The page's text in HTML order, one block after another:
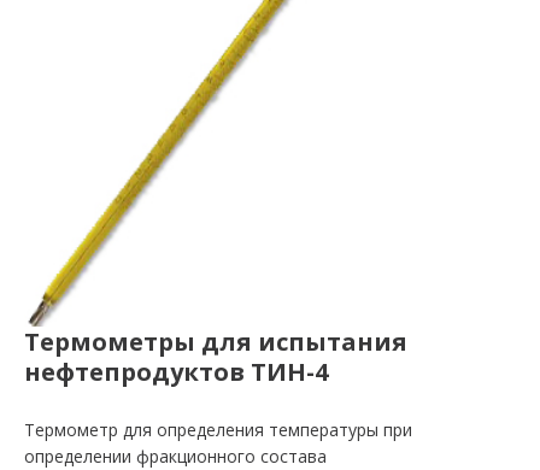
Термометры для испытания
нефтепродуктов ТИН-4
Термометр для определения температуры при
определении фракционного состава